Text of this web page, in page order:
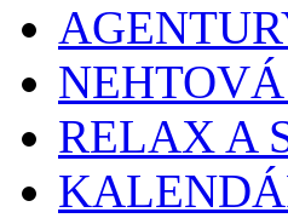
RELAX A